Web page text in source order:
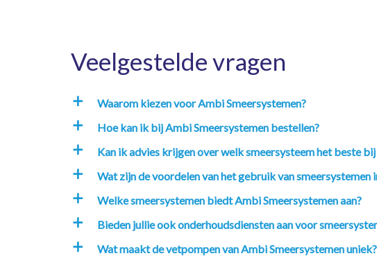
Veelgestelde vragen
a Waarom kiezen voor Ambi Smeersystemen?
a Hoe kan ik bij Ambi Smeersystemen bestellen?
a Kan ik advies krijgen over welk smeersysteem het beste
a Wat zijn de voordelen van het gebruik van smeersystemen
a Welke smeersystemen biedt Ambi Smeersystemen aan?
a Bieden jullie ook onderhoudsdiensten aan voor
a Wat maakt de vetpompen van Ambi Smeersystemen uniek?